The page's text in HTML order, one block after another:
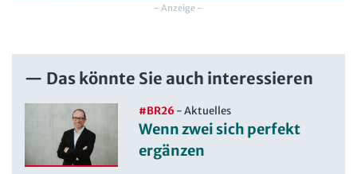
- Anzeige -
Das könnte Sie auch interessieren
#BR26-Aktuelles
Wenn zwei sich perfekt
ergänzen